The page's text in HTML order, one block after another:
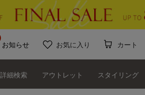
お知らせ お気に入り カート
詳細検索 アウトレット スタイリング